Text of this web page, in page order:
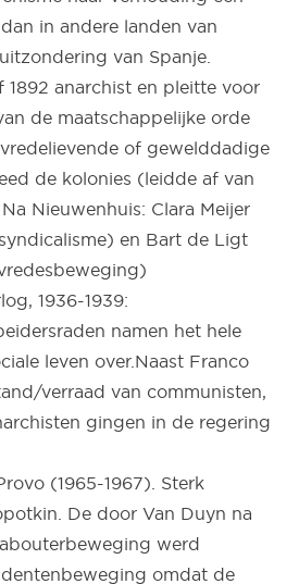
in andere landen van
van Spanje.
1892 anarchist en pleitte voor
de maatschappelijke orde
of gewelddadige
de kolonies (leidde af van
Nieuwenhuis: Clara Meijer
en Bart de Ligt
1936-1939:
namen het hele
leven over.Naast Franco
verraad van communisten,
gingen in de regering
(1965-1967). Sterk
De door Van Duyn na
werd
omdat de